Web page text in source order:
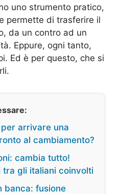
uno strumento pratico,
permette di trasferire il
da un contro ad un
Eppure, ogni tanto,
Ed è per questo, che si
arrivare una
al cambiamento?
cambia tutto!
tra gli italiani coinvolti
banca: fusione